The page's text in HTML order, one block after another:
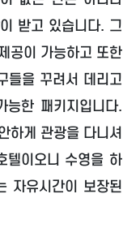
받고 있습니다. 그
공이 가능하고 또한
들을 꾸려서 데리고
능한 패키지입니다.
하게 관광을 다니셔
텔이오니 수영을 하
자유시간이 보장된